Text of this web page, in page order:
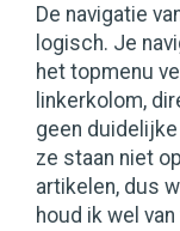
De navigatie
logisch. Je
het topmenu
linkerkolom,
geen
ze staan niet
artikelen, dus
houd ik wel